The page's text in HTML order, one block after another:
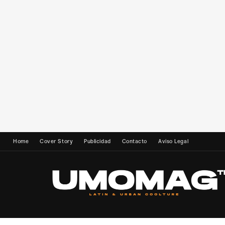
Home Cover Story Publicidad Contacto Aviso Legal